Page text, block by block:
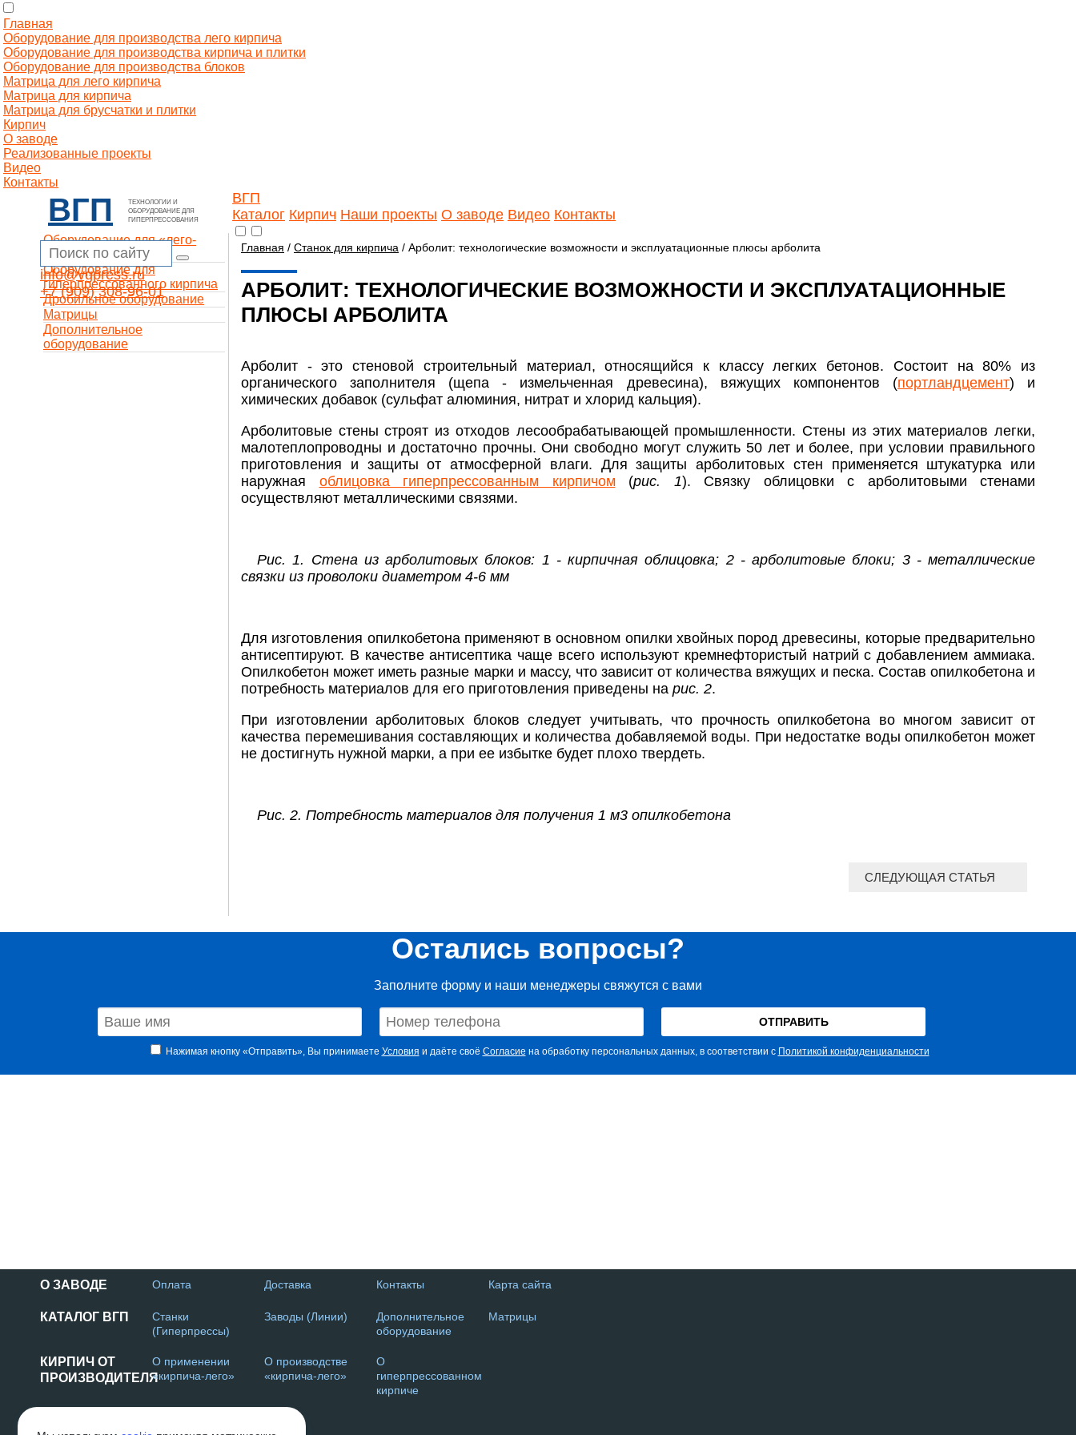
Главная
Оборудование для производства лего кирпича
Оборудование для производства кирпича и плитки
Оборудование для производства блоков
Матрица для лего кирпича
Матрица для кирпича
Матрица для брусчатки и плитки
Кирпич
О заводе
Реализованные проекты
Видео
Контакты
ВГП
ТЕХНОЛОГИИ И
ОБОРУДОВАНИЕ ДЛЯ
ГИПЕРПРЕССОВАНИЯ
ВГП
Каталог Кирпич Наши проекты О заводе Видео Контакты
info@vgpress.ru
+7 (909) 308-96-01
Оборудование для «лего-
кирпича»
Оборудование для
гиперпрессованного кирпича
Дробильное оборудование
Матрицы
Дополнительное
оборудование
Главная / Станок для кирпича / Арболит: технологические возможности и эксплуатационные плюсы арболита
АРБОЛИТ: ТЕХНОЛОГИЧЕСКИЕ ВОЗМОЖНОСТИ И ЭКСПЛУАТАЦИОННЫЕ
ПЛЮСЫ АРБОЛИТА
Арболит - это стеновой строительный материал, относящийся к классу легких бетонов. Состоит на 80% из
органического заполнителя (щепа - измельченная древесина), вяжущих компонентов (портландцемент) и
химических добавок (сульфат алюминия, нитрат и хлорид кальция).
Арболитовые стены строят из отходов лесообрабатывающей промышленности. Стены из этих материалов легки,
малотеплопроводны и достаточно прочны. Они свободно могут служить 50 лет и более, при условии правильного
приготовления и защиты от атмосферной влаги. Для защиты арболитовых стен применяется штукатурка или
наружная облицовка гиперпрессованным кирпичом(рис. 1). Связку облицовки с арболитовыми стенами
осуществляют металлическими связями.
Рис. 1. Стена из арболитовых блоков: 1 - кирпичная облицовка; 2 - арболитовые блоки; 3 - металлические
связки из проволоки диаметром 4-6 мм
Для изготовления опилкобетона применяют в основном опилки хвойных пород древесины, которые предварительно
антисептируют. В качестве антисептика чаще всего используют кремнефтористый натрий с добавлением аммиака.
Опилкобетон может иметь разные марки и массу, что зависит от количества вяжущих и песка. Состав опилкобетона и
потребность материалов для его приготовления приведены на рис. 2.
При изготовлении арболитовых блоков следует учитывать, что прочность опилкобетона во многом зависит от
качества перемешивания составляющих и количества добавляемой воды. При недостатке воды опилкобетон может
не достигнуть нужной марки, а при ее избытке будет плохо твердеть.
Рис. 2. Потребность материалов для получения 1 м3 опилкобетона
СЛЕДУЮЩАЯ СТАТЬЯ
Остались вопросы?
Заполните форму и наши менеджеры свяжутся с вами
Нажимая кнопку «Отправить», Вы принимаете Условия и даёте своё Согласие на обработку персональных данных, в соответствии с Политикой конфиденциальности
О ЗАВОДЕ Оплата Доставка Контакты Карта сайта
КАТАЛОГ ВГП
Станки
(Гиперпрессы)
Заводы (Линии)
Дополнительное
оборудование
Матрицы
КИРПИЧ ОТ
ПРОИЗВОДИТЕЛЯ
О применении
«кирпича-лего»
О производстве
«кирпича-лего»
О
гиперпрессованном
кирпиче